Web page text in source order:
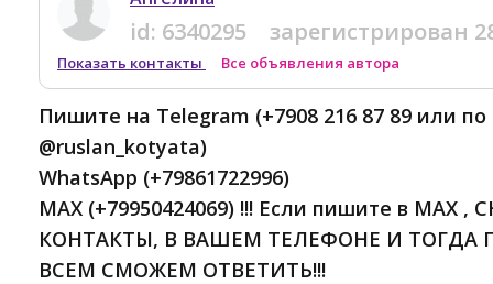
id: 6340295 зарегистрирован
Показать контакты Все объявления автора
Пишите на Telegram (+7908 216 87 89 или
@ruslan_kotyata)
WhatsApp (+79861722996)
MAX (+79950424069) !!! Если пишите в MAX
КОНТАКТЫ, В ВАШЕМ ТЕЛЕФОНЕ И ТОГДА
ВСЕМ СМОЖЕМ ОТВЕТИТЬ!!!